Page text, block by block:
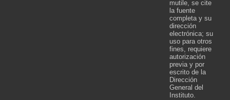
mutile, se cite
la fuente
completa y su
dirección
electrónica; su
uso para otros
fines, requiere
autorización
previa y por
escrito de la
Dirección
General del
Instituto.